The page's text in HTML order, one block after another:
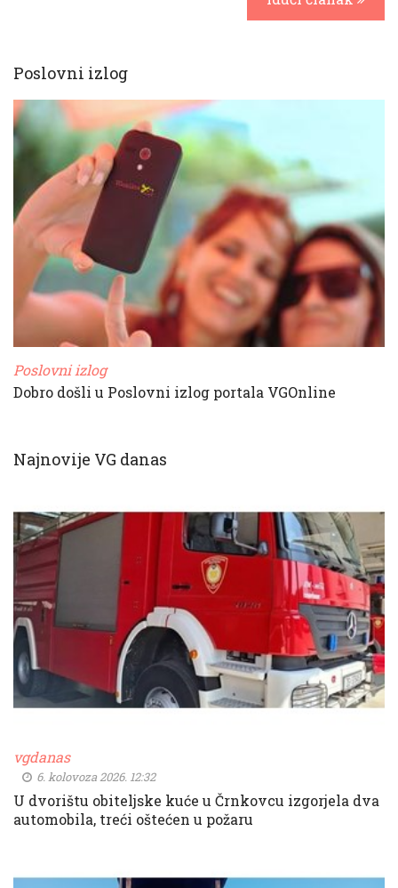
Poslovni izlog
Poslovni izlog
Dobro došli u Poslovni izlog portala VGOnline
Najnovije VG danas
vgdanas
6. kolovoza 2026. 12:32
U dvorištu obiteljske kuće u Črnkovcu izgorjela dva
automobila, treći oštećen u požaru